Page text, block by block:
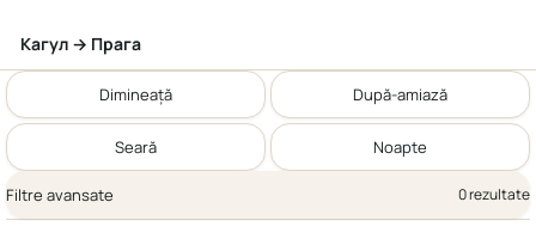
Кагул → Прага
Dimineață După-amiază
Seară Noapte
Filtre avansate 0 rezultate